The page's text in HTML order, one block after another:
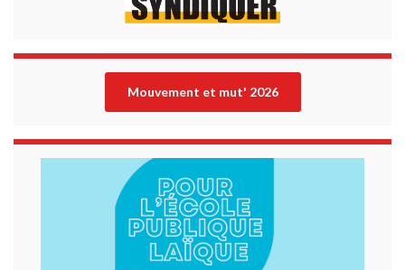
Mouvement et mut' 2026